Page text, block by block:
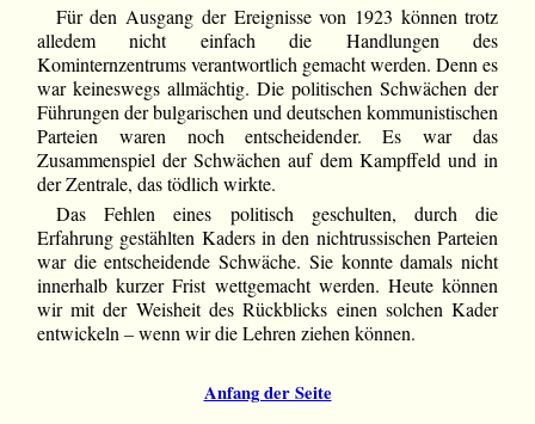
Für den Ausgang der Ereignisse von 1923 können trotz
alledem nicht einfach die Handlungen des
Kominternzentrums verantwortlich gemacht werden. Denn es
war keineswegs allmächtig. Die politischen Schwächen der
Führungen der bulgarischen und deutschen kommunistischen
Parteien waren noch entscheidender. Es war das
Zusammenspiel der Schwächen auf dem Kampffeld und in
der Zentrale, das tödlich wirkte.
Das Fehlen eines politisch geschulten, durch die
Erfahrung gestählten Kaders in den nichtrussischen Parteien
war die entscheidende Schwäche. Sie konnte damals nicht
innerhalb kurzer Frist wettgemacht werden. Heute können
wir mit der Weisheit des Rückblicks einen solchen Kader
entwickeln –wenn wir die Lehren ziehen können.
Anfang der Seite